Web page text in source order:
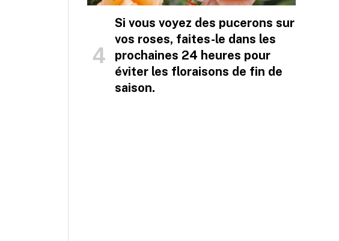
Si vous voyez des pucerons sur
vos roses, faites-le dans les
prochaines 24 heures pour
éviter les floraisons de fin de
saison.